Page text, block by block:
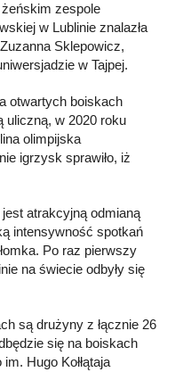
zespole
w Lublinie znalazła
Sklepowicz,
w Tajpej.
otwartych boiskach
uliczną, w 2020 roku
olimpijska
igrzysk sprawiło, iż
atrakcyjną odmianą
intensywność spotkań
Po raz pierwszy
na świecie odbyły się
są drużyny z łącznie 26
się na boiskach
Hugo Kołłątaja